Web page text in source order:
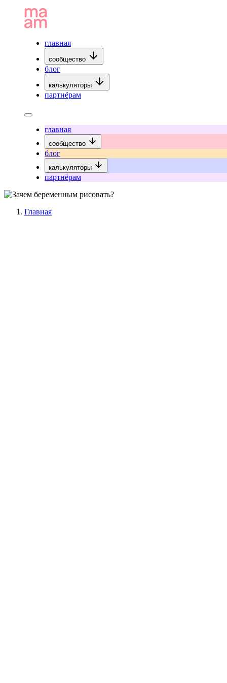
главная
сообщество
блог
калькуляторы
партнёрам
главная
сообщество
блог
калькуляторы
партнёрам
Главная